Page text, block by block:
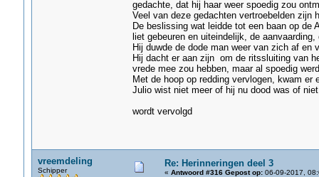
gedachte, dat hij haar weer spoedig zou
Veel van deze gedachten vertroebelden zijn
De beslissing wat leidde tot een baan op de
liet gebeuren en uiteindelijk, de
Hij duwde de dode man weer van zich af
Hij dacht er aan zijn om de ritssluiting van
vrede mee zou hebben, maar al spoedig
Met de hoop op redding vervlogen, kwam er
Julio wist niet meer of hij nu dood was of
wordt vervolgd
vreemdeling
Schipper
Re: Herinneringen deel 3
« Antwoord #316 Gepost op:06-09-2017,